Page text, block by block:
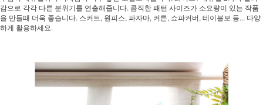
감으로 각각 다른 분위기를 연출해줍니다. 큼직한 패턴 사이즈가 소요량이 있는 작품
을 만들때 더욱 좋습니다. 스커트, 원피스, 파자마, 커튼, 쇼파커버, 테이블보 등... 다양
하게 활용하세요.